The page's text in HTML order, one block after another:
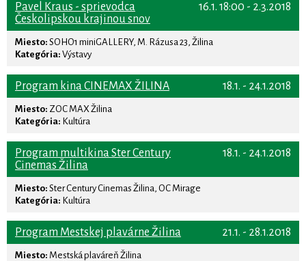
16.1. 18:00 - 2.3.2018
Pavel Kraus - sprievodca
Českolipskou krajinou snov
Miesto: SOHO1 miniGALLERY, M. Rázusa 23, Žilina
Kategória: Výstavy
18.1. - 24.1.2018
Program kina CINEMAX ŽILINA
Miesto: ZOC MAX Žilina
Kategória: Kultúra
18.1. - 24.1.2018
Program multikina Ster Century
Cinemas Žilina
Miesto: Ster Century Cinemas Žilina, OC Mirage
Kategória: Kultúra
21.1. - 28.1.2018
Program Mestskej plavárne Žilina
Miesto: Mestská plaváreň Žilina